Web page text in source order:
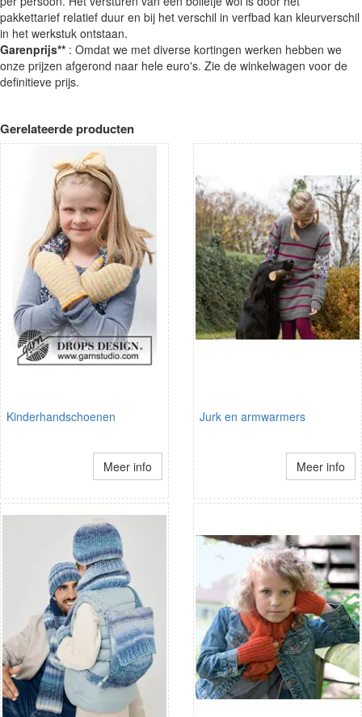
pakkettarief relatief duur en bij het verschil in verfbad kan kleurverschil
in het werkstuk ontstaan.
Garenprijs** : Omdat we met diverse kortingen werken hebben we
onze prijzen afgerond naar hele euro's. Zie de winkelwagen voor de
definitieve prijs.
Gerelateerde producten
Kinderhandschoenen
Meer info
Jurk en armwarmers
Meer info